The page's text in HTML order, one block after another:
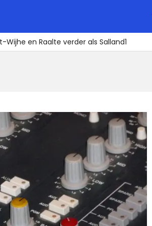
en Raalte verder als Salland1